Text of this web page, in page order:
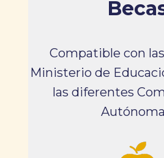
Compatible con
Ministerio de
las diferentes